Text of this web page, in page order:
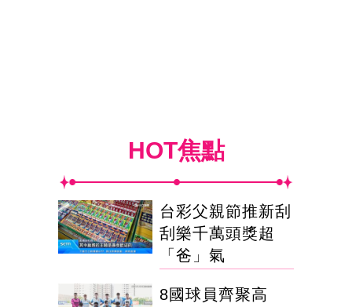
HOT焦點
台彩父親節推新刮
刮樂千萬頭獎超
「爸」氣
8國球員齊聚高